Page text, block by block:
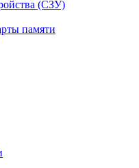
(СЗУ)
памяти